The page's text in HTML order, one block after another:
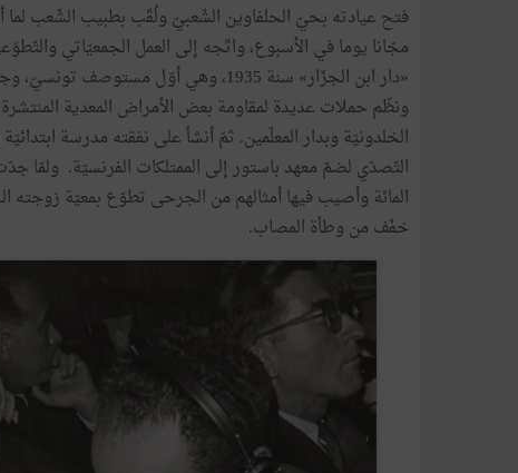
فتح عيادته بحيّ الحلفاوين الشّعبيّ ولُقّب بطبيب الشّعب
«دار ابن الجزّار» سنة 1935، وهي أوّل
ونظّم حملات عديدة لمقاومة بعض الأمراض المعدية
الخلدونيّة وبدار المعلّمين. ثمّ أنشأ على نفقته مدرسة
المائة وأصيب فيها أمثالهم من الجرحى تطوّع بمعيّة زوجته
خفّف من وطأة المصاب.